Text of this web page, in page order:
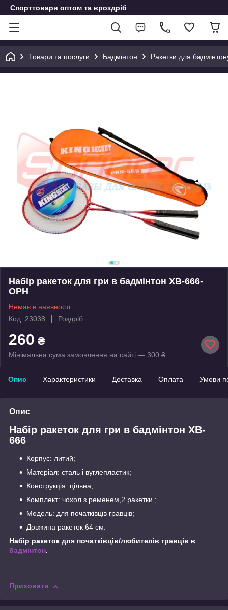
Спорттовари оптом та вроздріб
Товари та послуги Бадмінтон Ракетки для
Набір ракеток для гри в бадмінтон XB-666-
ОРН
Немає в наявності
Код: 23038
Роздріб
260 ₴
Мінімальна сума замовлення на сайті — 300 ₴
Опис Характеристики Доставка Оплата Умови
Опис
Набір ракеток для гри в бадмінтон XB-
666
Корпус: литий;
Матеріал: сталь і вуглепластик;
Конструкція: цільна;
Комплект: чохол з ременем,2 ракетки ;
Модель: для початківців гравців;
Довжина ракеток 64 см.
Набір ракеток для початківців/любителів гравців в
бадмінтон.
Приховати